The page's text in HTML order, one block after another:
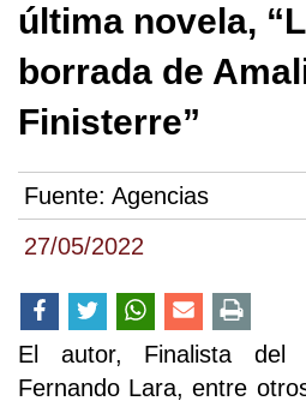
27/05/2022
última novela,
borrada de
Finisterre”
Fuente: Agencias
El autor, Finalista del
Fernando Lara, entre